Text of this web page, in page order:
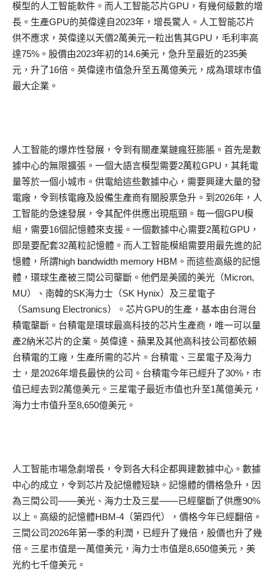
模型的人工智能軟件。而人工智能芯片GPU，有幾何級數的增
長。生產GPU的英偉達自2023年，增長驚人。人工智能芯片
供不應求，英偉達以天價2萬美元一粒出售其GPU，毛利率高
達75%。股價由2023年初的14.6美元，急升至最近的235美
元，升了16倍。英偉達市值急升至五萬億美元，成為環球市值
最大企業。
人工智能的爆炸性發展，令到有關產業鏈瘋狂膨脹。首先是數
據中心的無限擴張。一個大語言模型需要2萬粒GPU，其耗電
量等於一個小城市。供電給這些數據中心，需要興建大量的發
電廠，令到核電廠及設備生產商有關股票急升。到2026年，人
工智能的急速發展，令其配件供應出現瓶頸。每一個GPU模
組，需要16個記憶體來支援。一個數據中心需要2萬粒GPU，
即是要配套32萬粒記憶體。而人工智能模組需要用最先進的記
憶體，所謂high bandwidth memory HBM。而這些高級的記憶
體，環球生產被三間公司壟斷。他們是美國的美光（Micron,
MU）、南韓的SK海力士（SK Hynix）及三星電子
（Samsung Electronics）。芯片GPU的生產，基本由台灣台
積電壟斷。台積電是環球最高科技的芯片生產商，唯一可以量
產2納米芯片的企業。英偉達、蘋果及其他高科技公司都依賴
台積電的工廠，生產所需的芯片。台積電、三星電子及海力
士，是2026年增長最快的公司。台積電今年已經升了30%，市
值已經去到2萬億美元。三星電子最近市值也升至1萬億美元，
海力士市值升至8,650億美元。
人工智能市場急劇增長，令到各大科企都興建數據中心。數據
中心的成立，令到芯片及記憶體短缺。記憶體的價格急升，因
為三間公司——美光、海力士及三星——已經壟斷了供應90%
以上。高級的記憶體HBM-4（第四代），價格今年已經翻倍。
三間公司2026年第一季的利潤，已經升了幾倍，股價也升了幾
倍。三星市值是一萬億美元，海力士市值是8,650億美元，美
光約七千億美元。